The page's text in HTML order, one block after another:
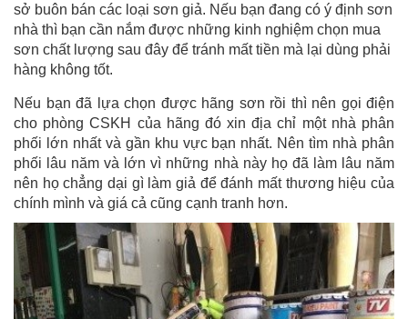
sở buôn bán các loại sơn giả. Nếu bạn đang có ý định sơn
nhà thì bạn cần nắm được những kinh nghiệm chọn mua
sơn chất lượng sau đây để tránh mất tiền mà lại dùng phải
hàng không tốt.
Nếu bạn đã lựa chọn được hãng sơn rồi thì nên gọi điện
cho phòng CSKH của hãng đó xin địa chỉ một nhà phân
phối lớn nhất và gần khu vực bạn nhất. Nên tìm nhà phân
phối lâu năm và lớn vì những nhà này họ đã làm lâu năm
nên họ chẳng dại gì làm giả để đánh mất thương hiệu của
chính mình và giá cả cũng cạnh tranh hơn.